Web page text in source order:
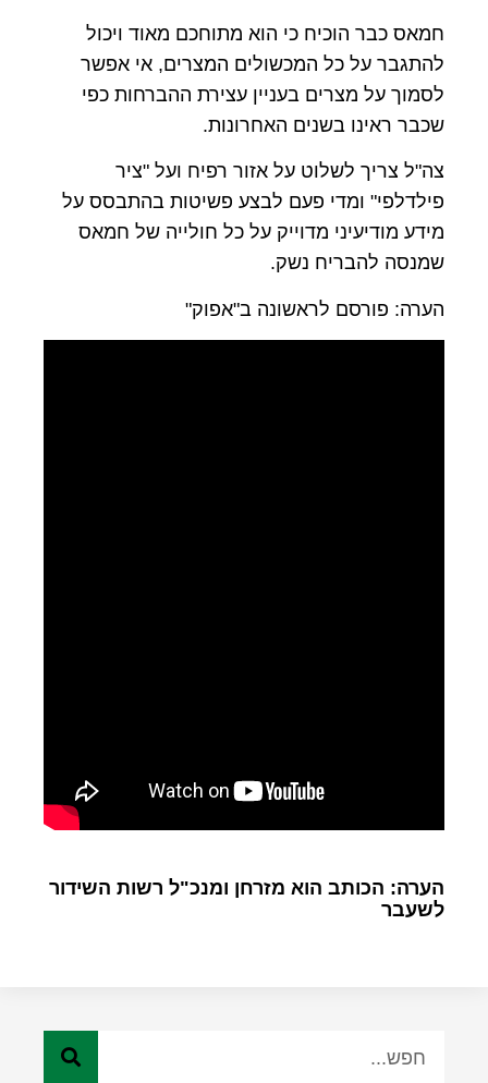
חמאס כבר הוכיח כי הוא מתוחכם מאוד ויכול
להתגבר על כל המכשולים המצרים, אי אפשר
לסמוך על מצרים בעניין עצירת ההברחות כפי
שכבר ראינו בשנים האחרונות.
צה"ל צריך לשלוט על אזור רפיח ועל "ציר
פילדלפי" ומדי פעם לבצע פשיטות בהתבסס על
מידע מודיעיני מדוייק על כל חולייה של חמאס
שמנסה להבריח נשק.
הערה: פורסם לראשונה ב"אפוק"
הערה: הכותב הוא מזרחן ומנכ"ל רשות השידור
לשעבר